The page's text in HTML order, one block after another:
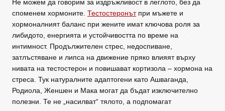
Не можем да говорим за издръжливост в леглото, без да
споменем хормоните. Тестостеронътпри мъжете и
хормоналният баланс при жените имат ключова роля за
либидото, енергията и устойчивостта по време на
интимност. Продължителен стрес, недоспиване,
затлъстяване и липса на движение пряко влияят върху
нивата на тестостерон и повишават кортизола – хормона на
стреса. Тук натуралните адаптогени като Ашваганда,
Родиола, Женшен и Мака могат да бъдат изключително
полезни. Те не „насилват“ тялото, а подпомагат